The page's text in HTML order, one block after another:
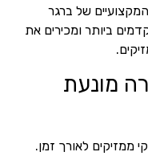
של ברגר
ביותר ומכירים את
מונעת
ממזיקים לאורך זמן.